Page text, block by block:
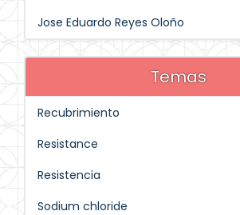
Jose Eduardo Reyes Oloño
Temas
Recubrimiento
Resistance
Resistencia
Sodium chloride